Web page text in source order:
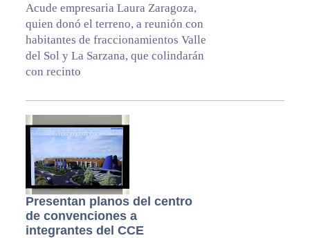
Acude empresaria Laura Zaragoza,
quien donó el terreno, a reunión con
habitantes de fraccionamientos Valle
del Sol y La Sarzana, que colindarán
con recinto
Presentan planos del centro
de convenciones a
integrantes del CCE